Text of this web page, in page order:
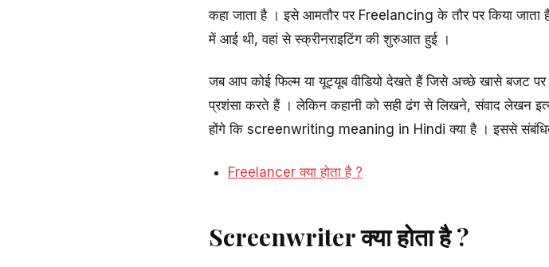
कहा जाता है । इसे आमतौर पर Freelancing के तौर पर किया
में आई थी, वहां से स्क्रीनराइटिंग की शुरुआत हुई ।
जब आप कोई फिल्म या यूट्यूब वीडियो देखते हैं जिसे अच्छे खासे बजट पर
प्रशंसा करते हैं । लेकिन कहानी को सही ढंग से लिखने, संवाद लेखन
होंगे कि screenwriting meaning in Hindi क्या है । इससे
Freelancer क्या होता है ?
Screenwriter क्या होता है ?